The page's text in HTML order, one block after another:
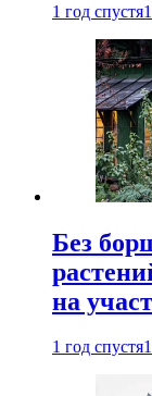
1 год спустя
Без
на
1 год спустя